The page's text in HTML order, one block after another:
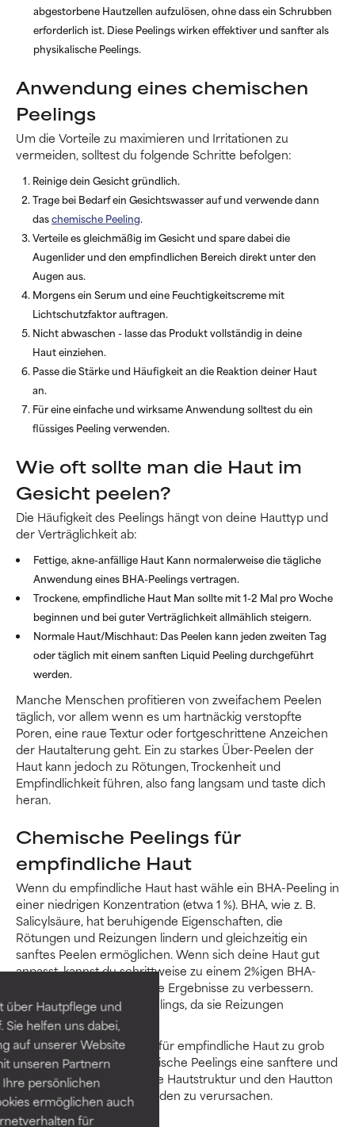
über Hautpflege und
helfen uns dabei,
auf unserer Website
unseren Partnern
persönlichen
ermöglichen auch
für
abgestorbene Hautzellen aufzulösen, ohne dass ein Schrubben
erforderlich ist. Diese Peelings wirken effektiver und sanfter als
physikalische Peelings.
Anwendung eines chemischen
Peelings
Um die Vorteile zu maximieren und Irritationen zu
vermeiden, solltest du folgende Schritte befolgen:
Reinige dein Gesicht gründlich.
Trage bei Bedarf ein Gesichtswasser auf und verwende dann
daschemische Peeling.
Verteile es gleichmäßig im Gesicht und spare dabei die
Augenlider und den empfindlichen Bereich direkt unter den
Augen aus.
Morgens ein Serum und eine Feuchtigkeitscreme mit
Lichtschutzfaktor auftragen.
Nicht abwaschen - lasse das Produkt vollständig in deine
Haut einziehen.
Passe die Stärke und Häufigkeit an die Reaktion deiner Haut
an.
Für eine einfache und wirksame Anwendung solltest du ein
flüssiges Peeling verwenden.
Wie oft sollte man die Haut im
Gesicht peelen?
Die Häufigkeit des Peelings hängt von deine Hauttyp und
der Verträglichkeit ab:
Fettige, akne-anfällige Haut Kann normalerweise die tägliche
Anwendung eines BHA-Peelings vertragen.
Trockene, empfindliche Haut Man sollte mit 1-2 Mal pro Woche
beginnen und bei guter Verträglichkeit allmählich steigern.
Normale Haut/Mischhaut: Das Peelen kann jeden zweiten Tag
oder täglich mit einem sanften Liquid Peeling durchgeführt
werden.
Manche Menschen profitieren von zweifachem Peelen
täglich, vor allem wenn es um hartnäckig verstopfte
Poren, eine raue Textur oder fortgeschrittene Anzeichen
der Hautalterung geht. Ein zu starkes Über-Peelen der
Haut kann jedoch zu Rötungen, Trockenheit und
Empfindlichkeit führen, also fang langsam und taste dich
heran.
Chemische Peelings für
empfindliche Haut
Wenn du empfindliche Haut hast wähle ein BHA-Peeling in
einer niedrigen Konzentration (etwa 1 %). BHA, wie z. B.
Salicylsäure, hat beruhigende Eigenschaften, die
Rötungen und Reizungen lindern und gleichzeitig ein
sanftes Peelen ermöglichen. Wenn sich deine Haut gut
anpasst, kannst du schrittweise zu einem 2%igen BHA-
Peeling übergehen, um die Ergebnisse zu verbessern.
Vermeide starke AHA-Peelings, da sie Reizungen
verursachen können.
Da physikalische Peelings für empfindliche Haut zu grob
sein können, bieten chemische Peelings eine sanftere und
effektivere Möglichkeit, die Hautstruktur und den Hautton
zu verbessern, ohne Schäden zu verursachen.